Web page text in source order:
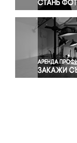
Религия
Спорт
Экология